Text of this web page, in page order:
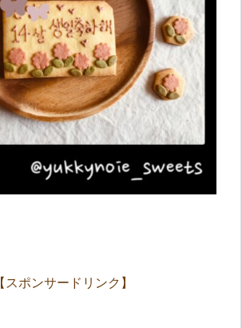
【スポンサードリンク】